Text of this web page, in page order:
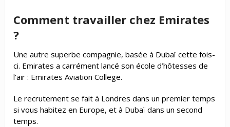
Comment travailler chez Emirates
?
Une autre superbe compagnie, basée à Dubaï cette fois-
ci. Emirates a carrément lancé son école d’hôtesses de
l’air : Emirates Aviation College.
Le recrutement se fait à Londres dans un premier temps
si vous habitez en Europe, et à Dubaï dans un second
temps.